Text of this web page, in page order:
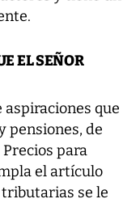
EL SEÑOR
aspiraciones que
pensiones, de
para
el artículo
se le